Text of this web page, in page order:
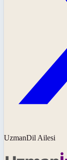
UzmanDil Ailesi